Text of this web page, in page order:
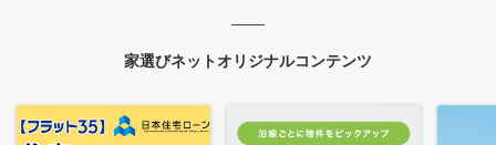
家選びネットオリジナルコンテンツ